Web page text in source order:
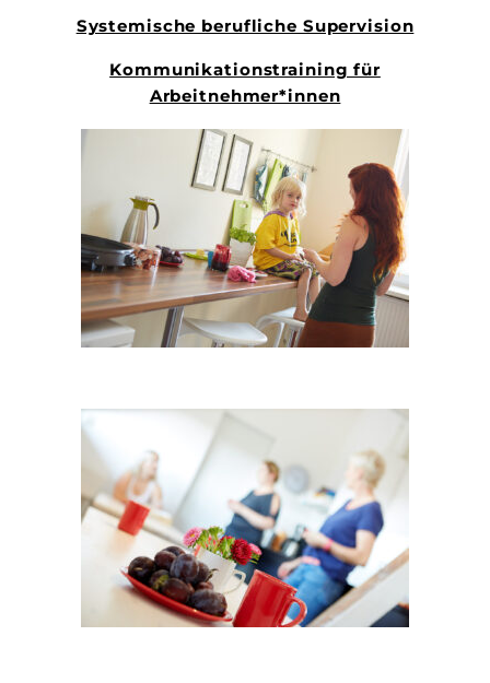
Systemische berufliche Supervision
Kommunikationstraining für
Arbeitnehmer*innen